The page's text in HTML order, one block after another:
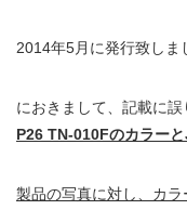
2014年5月に発行致しま
におきまして、記載に誤
P26 TN-010Fのカラー
製品の写真に対し、カラ